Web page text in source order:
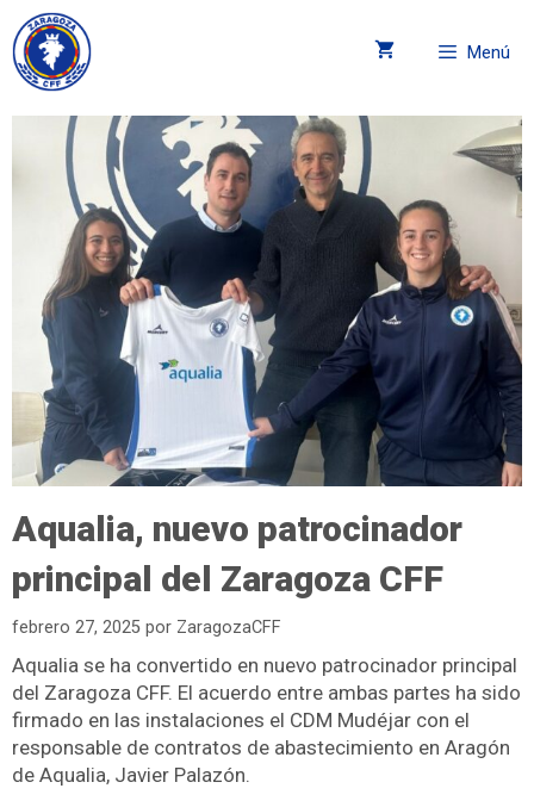
Menú
Aqualia, nuevo patrocinador
principal del Zaragoza CFF
febrero 27, 2025 por ZaragozaCFF
Aqualia se ha convertido en nuevo patrocinador principal
del Zaragoza CFF. El acuerdo entre ambas partes ha sido
firmado en las instalaciones el CDM Mudéjar con el
responsable de contratos de abastecimiento en Aragón
de Aqualia, Javier Palazón.